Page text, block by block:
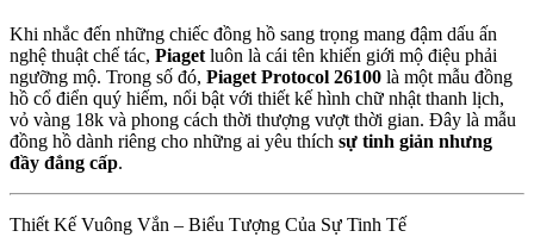
Khi nhắc đến những chiếc đồng hồ sang trọng mang đậm dấu ấn
nghệ thuật chế tác, Piaget luôn là cái tên khiến giới mộ điệu phải
ngưỡng mộ. Trong số đó, Piaget Protocol 26100 là một mẫu đồng
hồ cổ điển quý hiếm, nổi bật với thiết kế hình chữ nhật thanh lịch,
vỏ vàng 18k và phong cách thời thượng vượt thời gian. Đây là mẫu
đồng hồ dành riêng cho những ai yêu thích sự tinh giản nhưng
đầy đẳng cấp.
Thiết Kế Vuông Vắn – Biểu Tượng Của Sự Tinh Tế